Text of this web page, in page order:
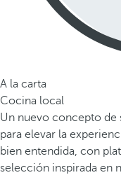
A la carta
Cocina local
Un nuevo concepto de
para elevar la
bien entendida, con
selección inspirada en